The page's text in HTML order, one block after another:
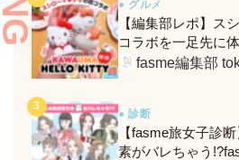
● グルメ
【編集部レポ】ス
コラボを一足先に
定メニュー＆グッ
fasme編集部
● 診断
【fasme旅女子診
素がバレちゃう